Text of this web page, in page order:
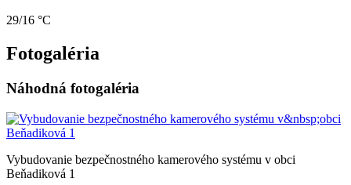
29/16 °C
Fotogaléria
Náhodná fotogaléria
Vybudovanie bezpečnostného kamerového systému v obci
Beňadiková 1